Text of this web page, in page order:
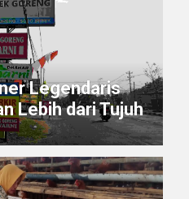
Legendaris
Lebih dari Tujuh